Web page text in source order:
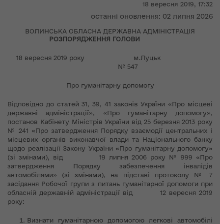
18 вересня 2019, 17:32
останні оновлення: 02 липня 2026
ВОЛИНСЬКА ОБЛАСНА ДЕРЖАВНА АДМІНІСТРАЦІЯ
РОЗПОРЯДЖЕННЯ ГОЛОВИ
18 вересня 2019 року м.Луцьк
№ 547
Про гуманітарну допомогу
Відповідно до статей 31, 39, 41 законів України «Про місцеві
державні адміністрації», «Про гуманітарну допомогу»,
постанов Кабінету Міністрів України від 25 березня 2013 року
№ 241 «Про затвердження Порядку взаємодії центральних і
місцевих органів виконавчої влади та Національного банку
щодо реалізації Закону України «Про гуманітарну допомогу»
(зі змінами), від 19 липня 2006 року № 999 «Про
затвердження Порядку забезпечення інвалідів
автомобілями» (зі змінами), на підставі протоколу № 7
засідання Робочої групи з питань гуманітарної допомоги при
обласній державній адміністрації від 12 вересня 2019
року:
Визнати гуманітарною допомогою легкові автомобілі